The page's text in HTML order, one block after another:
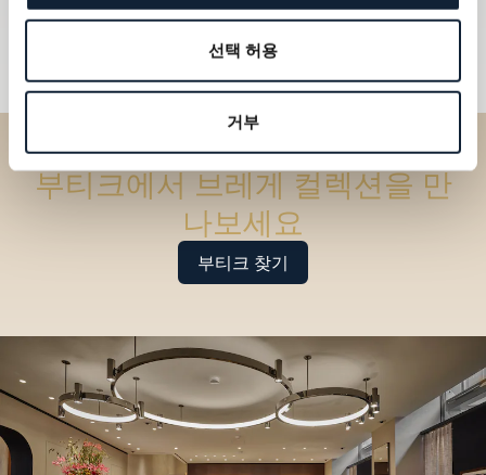
선택 허용
거부
부티크에서 브레게 컬렉션을 만
나보세요
부티크 찾기